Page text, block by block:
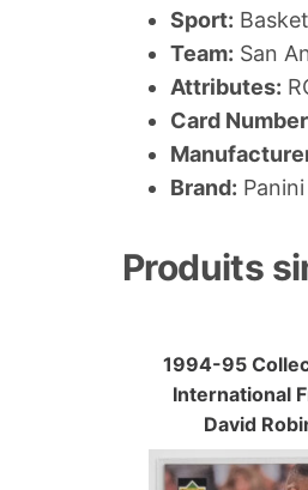
Sport:
Team: San
Attributes:
Card
Brand:
Produits
1994-95
International
David